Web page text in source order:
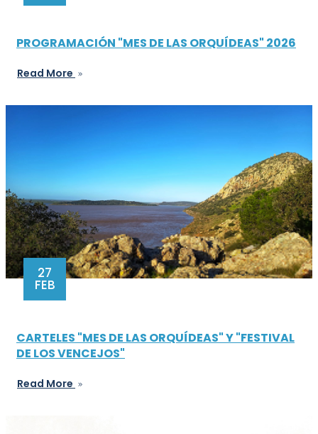
PROGRAMACIÓN "MES DE LAS ORQUÍDEAS" 2026
Read More
27
FEB
CARTELES "MES DE LAS ORQUÍDEAS" Y "FESTIVAL
DE LOS VENCEJOS"
Read More